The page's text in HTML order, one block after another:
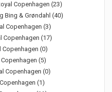
Copenhagen (23)
Bing & Grøndahl (40)
Copenhagen (3)
Copenhagen (17)
Copenhagen (0)
(5)
Copenhagen (0)
(1)